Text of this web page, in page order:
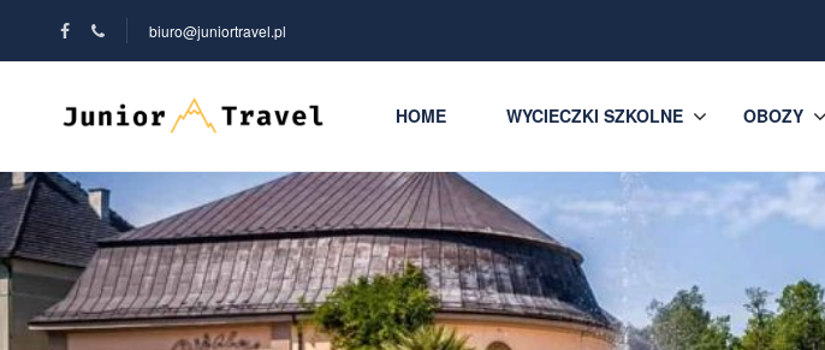
biuro@juniortravel.pl
HOME WYCIECZKI SZKOLNE OBOZY